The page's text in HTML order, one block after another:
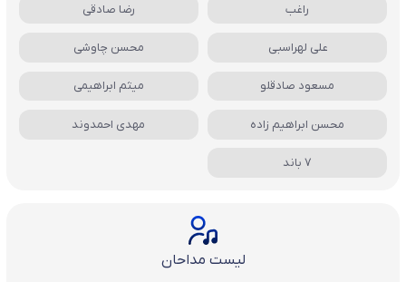
راغب رضا صادقی
علی لهراسبی محسن چاوشی
مسعود صادقلو میثم ابراهیمی
محسن ابراهیم زاده مهدی احمدوند
7 باند
لیست مداحان